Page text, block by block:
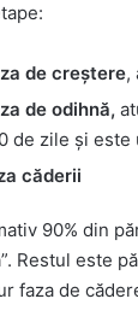
de creștere,
de odihnă,
de zile și este
căderii
90% din
Restul este
faza de